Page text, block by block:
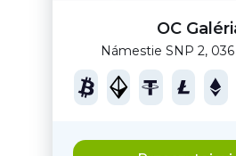
OC
Námestie SNP 2,